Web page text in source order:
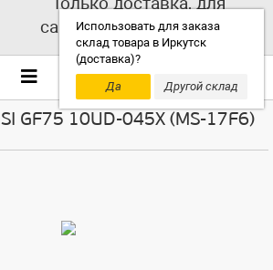
Использовать для заказа
склад товара в Иркутск
(доставка)?
Да
Другой склад
самовывоза выбирайте
другой склад!
GF75 10UD-045X (MS-17F6)